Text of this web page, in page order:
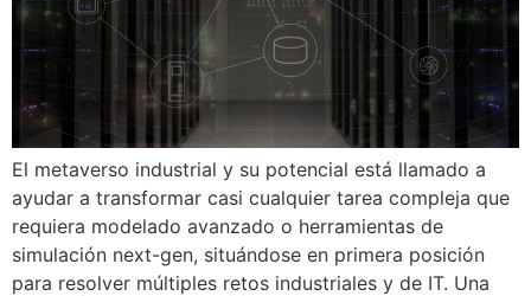
El metaverso industrial y su potencial está llamado a
ayudar a transformar casi cualquier tarea compleja que
requiera modelado avanzado o herramientas de
simulación next-gen, situándose en primera posición
para resolver múltiples retos industriales y de IT. Una